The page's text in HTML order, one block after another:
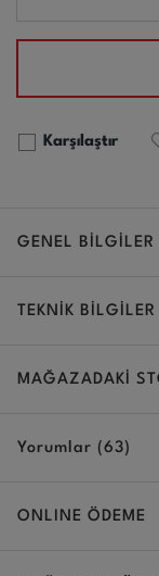
Karşılaştır
GENEL BİLGİLER
TEKNİK BİLGİLER
MAĞAZADAKİ
Yorumlar (63)
ONLINE ÖDEME